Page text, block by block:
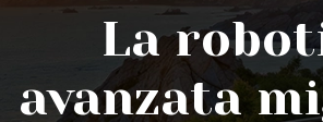
La
avanzata